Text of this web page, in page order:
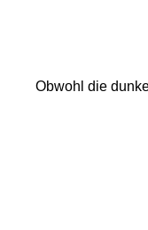
Obwohl die